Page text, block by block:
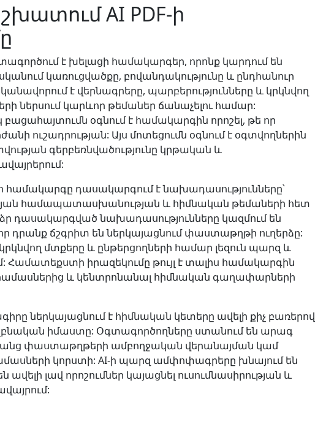
AI PDF-ի
է խելացի համակարգեր, որոնք կարդում են
կառուցվածքը, բովանդակությունը և ընդհանուր
է վերնագրերը, պարբերությունները և կրկնվող
ներսում կարևոր թեմաներ ճանաչելու համար:
օգնում է համակարգին որոշել, թե որ
ուշադրության: Այս մոտեցումն օգնում է օգտվողներին
գերբեռնվածությունը կրթական և
համակարգը դասակարգում է նախադասությունները՝
համապատասխանության և հիմնական թեմաների հետ
դասակարգված նախադասությունները կազմում են
դրանք ճշգրիտ են ներկայացնում փաստաթղթի ուղերձը:
մտքերը և ընթերցողների համար լեզուն պարզ և
Համատեքստի իրազեկումը թույլ է տալիս համակարգին
և կենտրոնանալ հիմնական գաղափարների
ներկայացնում է հիմնական կետերը ավելի քիչ բառերով
իմաստը: Օգտագործողները ստանում են արագ
փաստաթղթերի ամբողջական վերանայման կամ
կորստի: AI-ի պարզ ամփոփագրերը խնայում են
լավ որոշումներ կայացնել ուսումնասիրության և